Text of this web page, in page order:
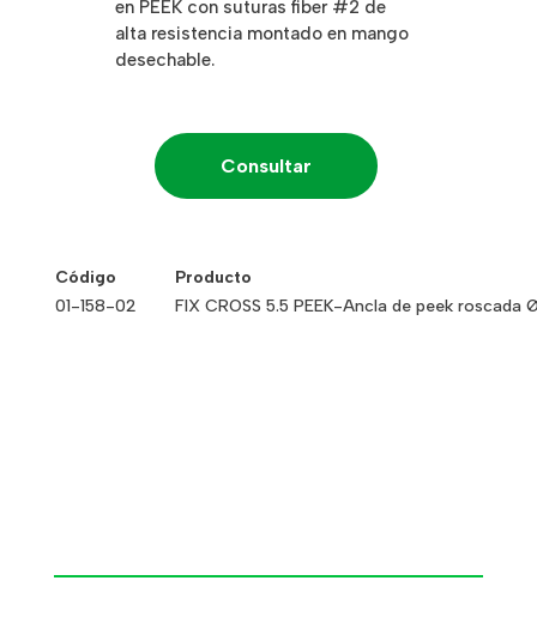
en PEEK con suturas fiber #2 de
alta resistencia montado en mango
desechable.
Consultar
Código
Producto
01-158-02
FIX CROSS 5.5 PEEK-Ancla de peek roscada